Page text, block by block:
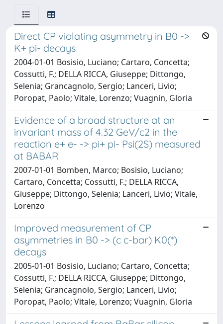
Direct CP violating asymmetry in B0 ->
K+ pi- decays
2004-01-01 Bosisio, Luciano; Cartaro, Concetta;
Cossutti, F.; DELLA RICCA, Giuseppe; Dittongo,
Selenia; Grancagnolo, Sergio; Lanceri, Livio;
Poropat, Paolo; Vitale, Lorenzo; Vuagnin, Gloria
Evidence of a broad structure at an
invariant mass of 4.32 GeV/c2 in the
reaction e+ e- -> pi+ pi- Psi(2S) measured
at BABAR
2007-01-01 Bomben, Marco; Bosisio, Luciano;
Cartaro, Concetta; Cossutti, F.; DELLA RICCA,
Giuseppe; Dittongo, Selenia; Lanceri, Livio; Vitale,
Lorenzo
Improved measurement of CP
asymmetries in B0 -> (c c-bar) K0(*)
decays
2005-01-01 Bosisio, Luciano; Cartaro, Concetta;
Cossutti, F.; DELLA RICCA, Giuseppe; Dittongo,
Selenia; Grancagnolo, Sergio; Lanceri, Livio;
Poropat, Paolo; Vitale, Lorenzo; Vuagnin, Gloria